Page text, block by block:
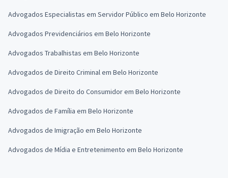
Advogados Especialistas em Servidor Público em Belo Horizonte
Advogados Previdenciários em Belo Horizonte
Advogados Trabalhistas em Belo Horizonte
Advogados de Direito Criminal em Belo Horizonte
Advogados de Direito do Consumidor em Belo Horizonte
Advogados de Família em Belo Horizonte
Advogados de Imigração em Belo Horizonte
Advogados de Mídia e Entretenimento em Belo Horizonte